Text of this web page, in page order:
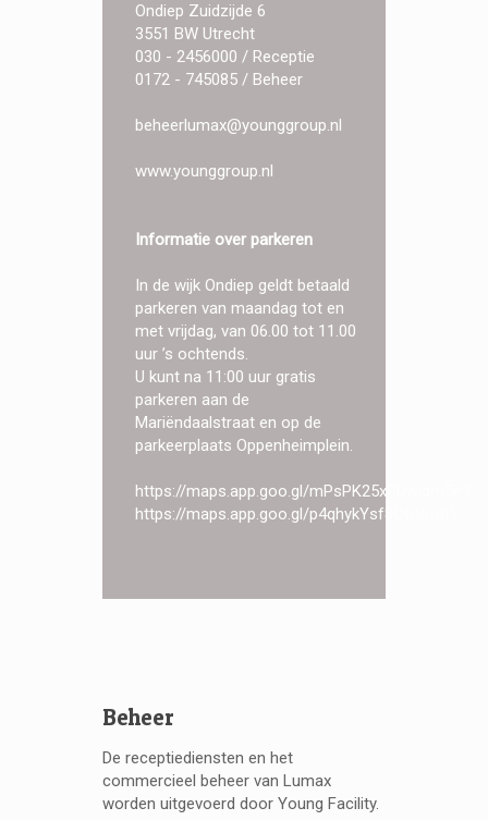
Ondiep Zuidzijde 6
3551 BW Utrecht
030 - 2456000 / Receptie
0172 - 745085 / Beheer
beheerlumax@younggroup.nl
www.younggroup.nl
Informatie over parkeren
In de wijk Ondiep geldt betaald
parkeren van maandag tot en
met vrijdag, van 06.00 tot 11.00
uur ’s ochtends.
U kunt na 11:00 uur gratis
parkeren aan de
Mariëndaalstraat en op de
parkeerplaats Oppenheimplein.
https://maps.app.goo.gl/mPsPK25xPDwidm5e9
https://maps.app.goo.gl/p4qhykYsf8CQBrRq6
Beheer
De receptiediensten en het
commercieel beheer van Lumax
worden uitgevoerd door Young Facility.